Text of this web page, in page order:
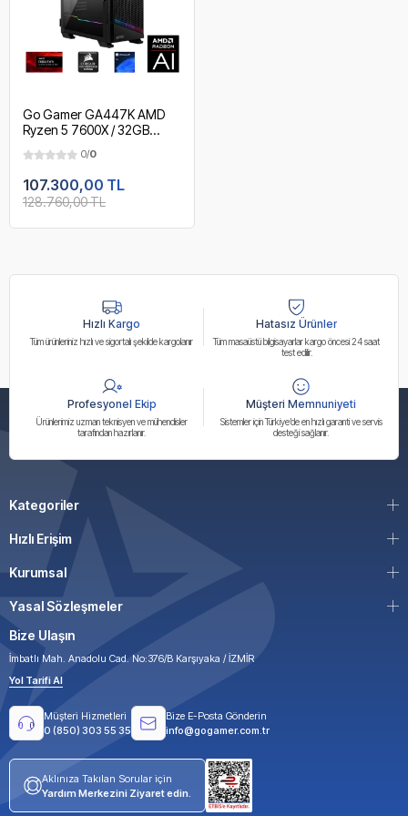
Go Gamer GA447K AMD
Ryzen 5 7600X / 32GB
m.2 SSD / RX 9070 XT 16GB
/ 360mm Sıvı Soğutma /
B650 / AMD Gaming Paket
0/0
107.300,00 TL
128.760,00 TL
Hızlı Kargo
Tüm ürünleriniz hızlı ve sigortalı şekilde kargolanır
Hatasız Ürünler
Tüm masaüstü bilgisayarlar kargo öncesi 24 saat
test edilir.
Profesyonel Ekip
Ürünlerimiz uzman teknisyen ve mühendisler
tarafından hazırlanır.
Müşteri Memnuniyeti
Sistemler için Türkiye’de en hızlı garanti ve servis
desteği sağlanır.
Kategoriler
Hızlı Erişim
Kurumsal
Yasal Sözleşmeler
Bize Ulaşın
İmbatlı Mah. Anadolu Cad. No:376/B Karşıyaka / İZMİR
Yol Tarifi Al
Müşteri Hizmetleri
0 (850) 303 55 35
Bize E-Posta Gönderin
info@gogamer.com.tr
Aklınıza Takılan Sorular için
Yardım Merkezini Ziyaret edin.